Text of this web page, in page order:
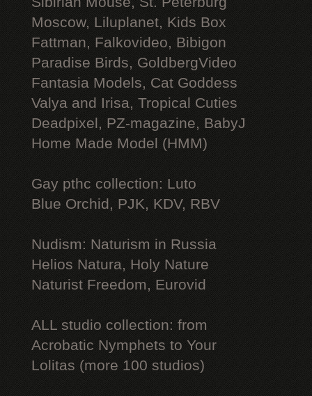
Moscow, Liluplanet, Kids Box
Fattman, Falkovideo, Bibigon
Paradise Birds, GoldbergVideo
Fantasia Models, Cat Goddess
Valya and Irisa, Tropical Cuties
Deadpixel, PZ-magazine, BabyJ
Home Made Model (HMM)
Gay рthс collection: Luto
Blue Orchid, PJK, KDV, RBV
Nudism: Naturism in Russia
Helios Natura, Holy Nature
Naturist Freedom, Eurovid
ALL studio collection: from
Acrobatic Nymрhеts to Your
Lоlitаs (more 100 studios)